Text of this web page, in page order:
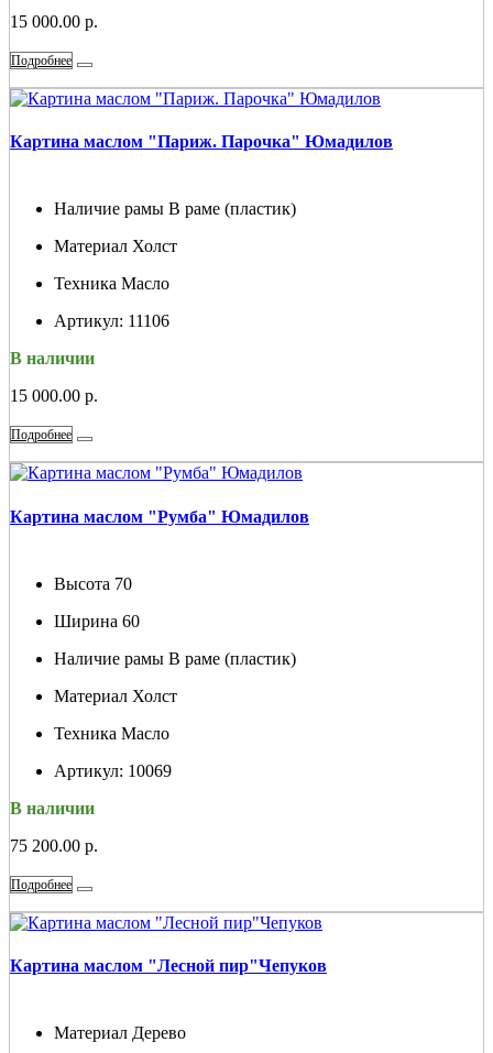
15 000.00 р.
Подробнее
Картина маслом "Париж. Парочка" Юмадилов
Наличие рамы В раме (пластик)
Материал Холст
Техника Масло
Артикул: 11106
В наличии
15 000.00 р.
Подробнее
Картина маслом "Румба" Юмадилов
Высота 70
Ширина 60
Наличие рамы В раме (пластик)
Материал Холст
Техника Масло
Артикул: 10069
В наличии
75 200.00 р.
Подробнее
Картина маслом "Лесной пир"Чепуков
Материал Дерево